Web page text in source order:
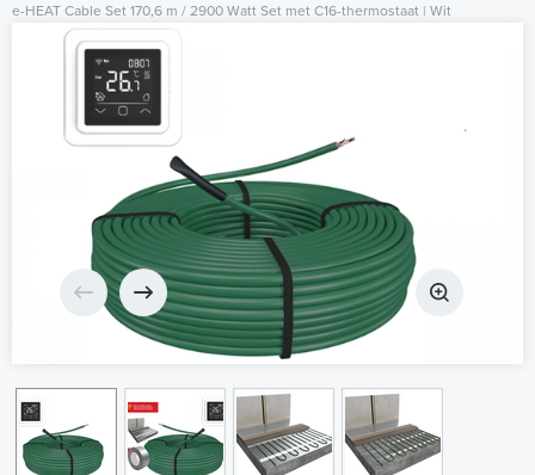
e-HEAT Cable Set 170,6 m / 2900 Watt Set met C16-thermostaat | Wit